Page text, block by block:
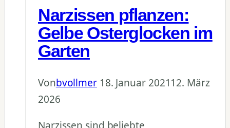
im
Winter
Narzissen pflanzen:
Gelbe Osterglocken im
Garten
Vonbvollmer 18. Januar 202112. März
2026